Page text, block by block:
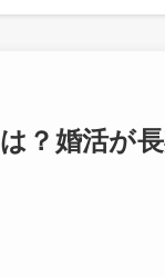
？婚活が